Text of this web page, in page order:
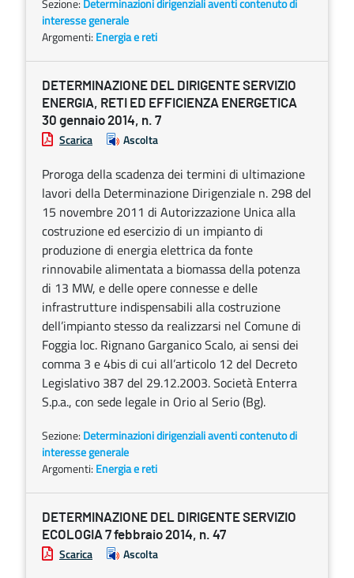
Sezione: Determinazioni dirigenziali aventi contenuto di
interesse generale
Argomenti: Energia e reti
DETERMINAZIONE DEL DIRIGENTE SERVIZIO
ENERGIA, RETI ED EFFICIENZA ENERGETICA
30 gennaio 2014, n. 7
Scarica Ascolta
Proroga della scadenza dei termini di ultimazione
lavori della Determinazione Dirigenziale n. 298 del
15 novembre 2011 di Autorizzazione Unica alla
costruzione ed esercizio di un impianto di
produzione di energia elettrica da fonte
rinnovabile alimentata a biomassa della potenza
di 13 MW, e delle opere connesse e delle
infrastrutture indispensabili alla costruzione
dell’impianto stesso da realizzarsi nel Comune di
Foggia loc. Rignano Garganico Scalo, ai sensi dei
comma 3 e 4bis di cui all’articolo 12 del Decreto
Legislativo 387 del 29.12.2003. Società Enterra
S.p.a., con sede legale in Orio al Serio (Bg).
Sezione: Determinazioni dirigenziali aventi contenuto di
interesse generale
Argomenti: Energia e reti
DETERMINAZIONE DEL DIRIGENTE SERVIZIO
ECOLOGIA 7 febbraio 2014, n. 47
Scarica Ascolta